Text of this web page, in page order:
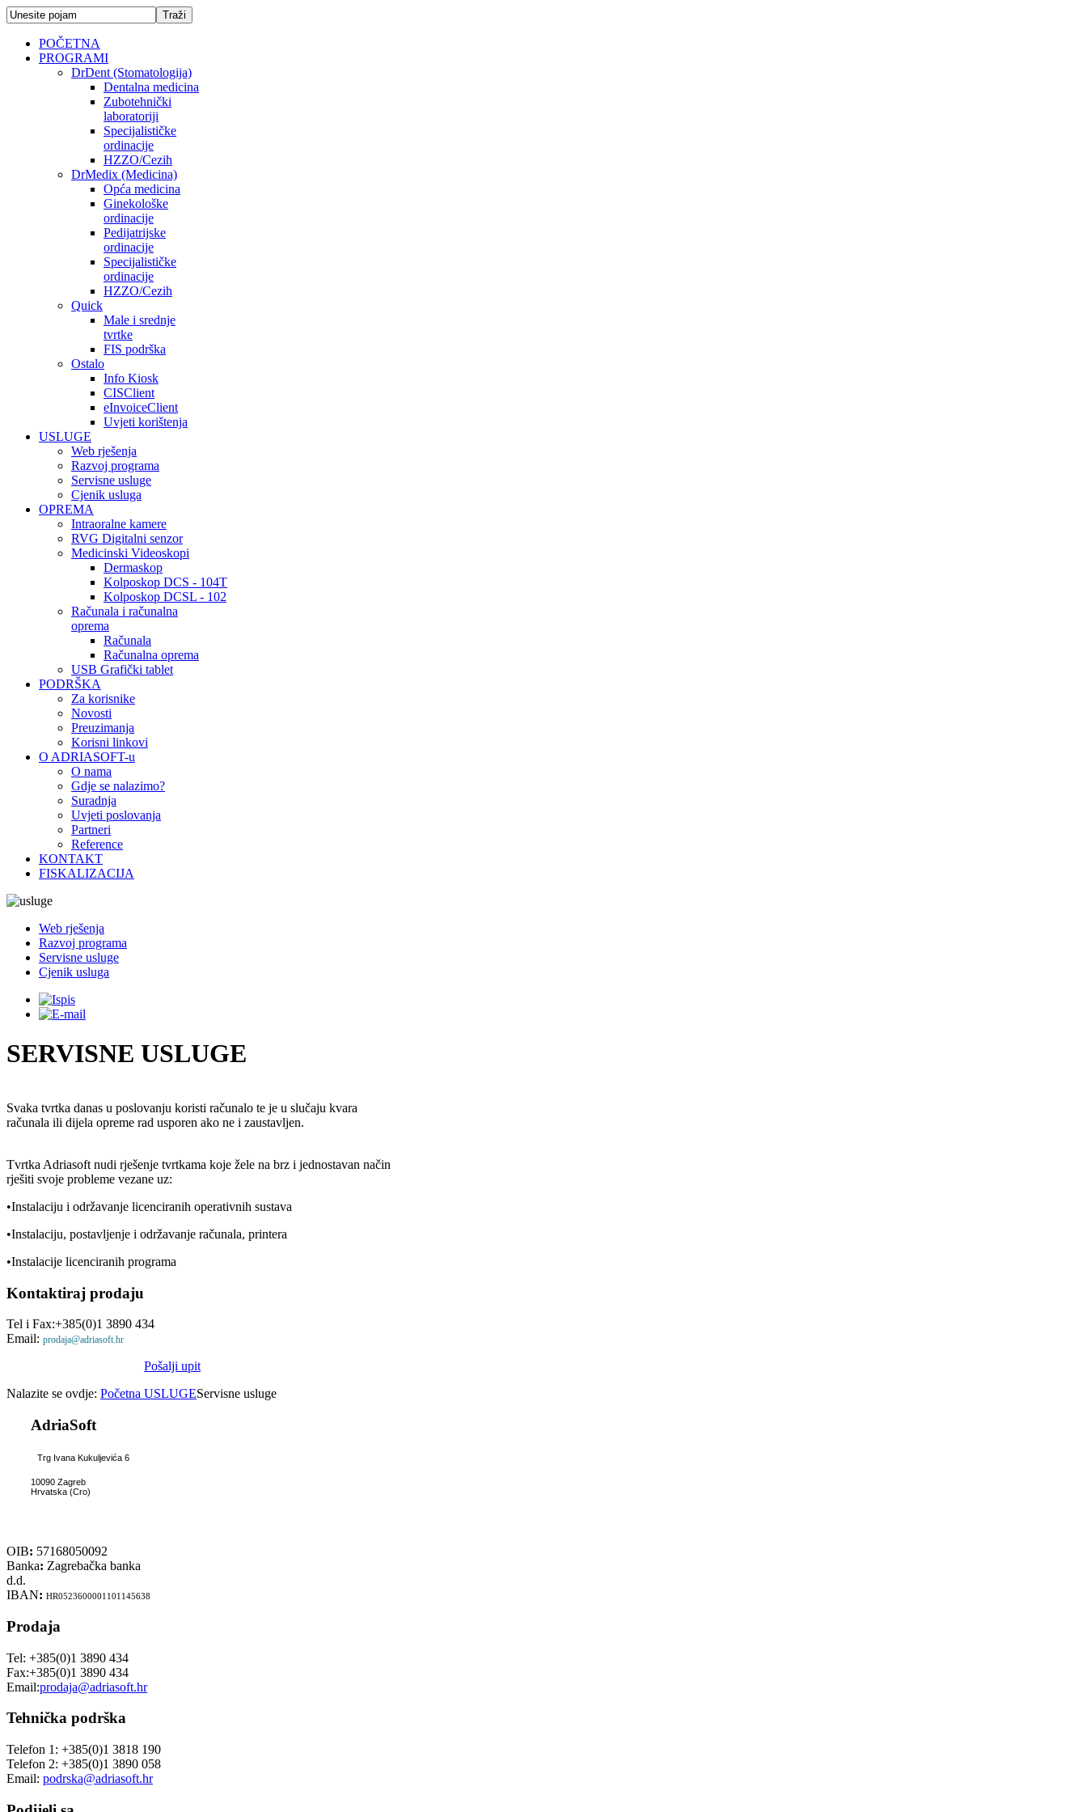
POČETNA
PROGRAMI
DrDent (Stomatologija)
Dentalna medicina
Zubotehnički
laboratoriji
Specijalističke
ordinacije
HZZO/Cezih
DrMedix (Medicina)
Opća medicina
Ginekološke
ordinacije
Pedijatrijske
ordinacije
Specijalističke
ordinacije
HZZO/Cezih
Quick
Male i srednje
tvrtke
FIS podrška
Ostalo
Info Kiosk
CISClient
eInvoiceClient
Uvjeti korištenja
USLUGE
Web rješenja
Razvoj programa
Servisne usluge
Cjenik usluga
OPREMA
Intraoralne kamere
RVG Digitalni senzor
Medicinski Videoskopi
Dermaskop
Kolposkop DCS - 104T
Kolposkop DCSL - 102
Računala i računalna
oprema
Računala
Računalna oprema
USB Grafički tablet
PODRŠKA
Za korisnike
Novosti
Preuzimanja
Korisni linkovi
O ADRIASOFT-u
O nama
Gdje se nalazimo?
Suradnja
Uvjeti poslovanja
Partneri
Reference
KONTAKT
FISKALIZACIJA
Web rješenja
Razvoj programa
Servisne usluge
Cjenik usluga
SERVISNE USLUGE
Svaka tvrtka danas u poslovanju koristi računalo te je u slučaju kvara
računala ili dijela opreme rad usporen ako ne i zaustavljen.
Tvrtka Adriasoft nudi rješenje tvrtkama koje žele na brz i jednostavan način
rješiti svoje probleme vezane uz:
•Instalaciju i održavanje licenciranih operativnih sustava
•Instalaciju, postavljenje i održavanje računala, printera
•Instalacije licenciranih programa
Kontaktiraj prodaju
Tel i Fax:+385(0)1 3890 434
Email: prodaja@adriasoft.hr
Pošalji upit
Nalazite se ovdje: Početna USLUGEServisne usluge
AdriaSoft
Trg Ivana Kukuljevića 6
10090 Zagreb
Hrvatska (Cro)
OIB: 57168050092
Banka: Zagrebačka banka
d.d.
IBAN: HR0523600001101145638
Prodaja
Tel: +385(0)1 3890 434
Fax:+385(0)1 3890 434
Email:prodaja@adriasoft.hr
Tehnička podrška
Telefon 1: +385(0)1 3818 190
Telefon 2: +385(0)1 3890 058
Email: podrska@adriasoft.hr